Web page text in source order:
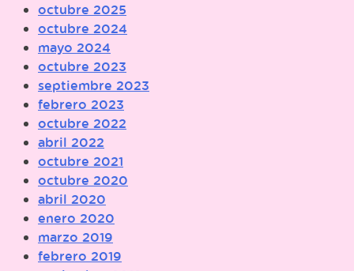
octubre 2025
octubre 2024
mayo 2024
octubre 2023
septiembre 2023
febrero 2023
octubre 2022
abril 2022
octubre 2021
octubre 2020
abril 2020
enero 2020
marzo 2019
febrero 2019